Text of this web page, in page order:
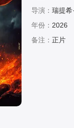
导演： 瑞提希
年份： 2026
备注： 正片